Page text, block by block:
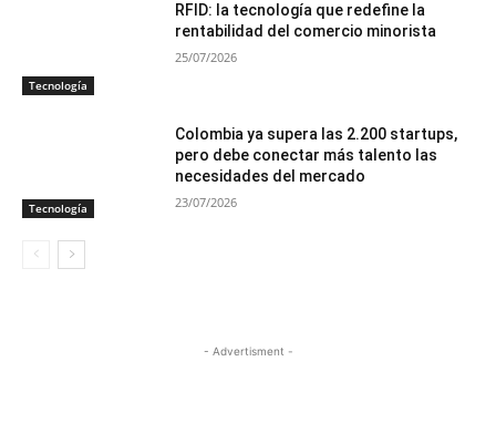
Tecnología
RFID: la tecnología que redefine la
rentabilidad del comercio minorista
25/07/2026
Tecnología
Colombia ya supera las 2.200 startups,
pero debe conectar más talento las
necesidades del mercado
23/07/2026
- Advertisment -